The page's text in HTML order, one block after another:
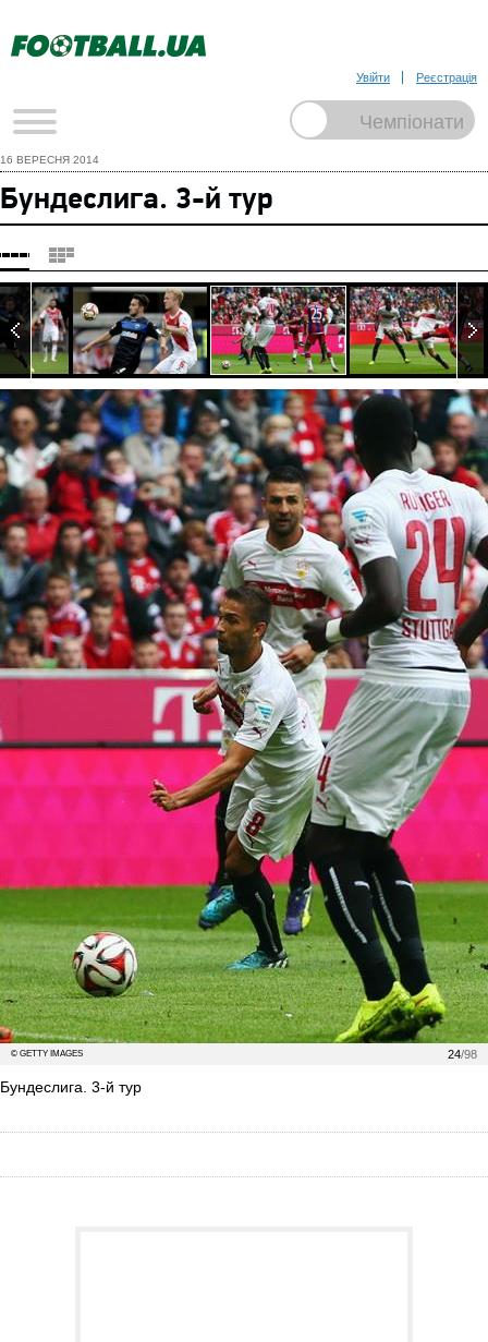
Увійти Реєстрація
16 ВЕРЕСНЯ 2014
Бундеслига. 3-й тур
24/98
© GETTY IMAGES
Бундеслига. 3-й тур